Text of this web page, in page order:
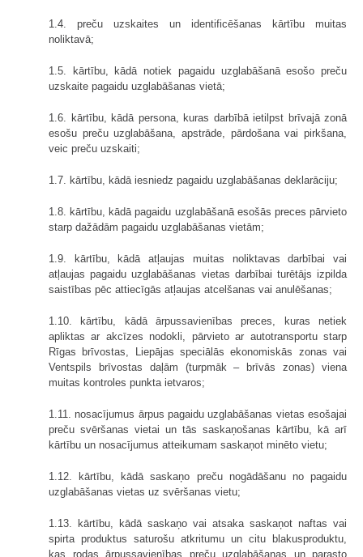
1.4. preču uzskaites un identificēšanas kārtību muitas
noliktavā;
1.5. kārtību, kādā notiek pagaidu uzglabāšanā esošo preču
uzskaite pagaidu uzglabāšanas vietā;
1.6. kārtību, kādā persona, kuras darbībā ietilpst brīvajā zonā
esošu preču uzglabāšana, apstrāde, pārdošana vai pirkšana,
veic preču uzskaiti;
1.7. kārtību, kādā iesniedz pagaidu uzglabāšanas deklarāciju;
1.8. kārtību, kādā pagaidu uzglabāšanā esošās preces pārvieto
starp dažādām pagaidu uzglabāšanas vietām;
1.9. kārtību, kādā atļaujas muitas noliktavas darbībai vai
atļaujas pagaidu uzglabāšanas vietas darbībai turētājs izpilda
saistības pēc attiecīgās atļaujas atcelšanas vai anulēšanas;
1.10. kārtību, kādā ārpussavienības preces, kuras netiek
apliktas ar akcīzes nodokli, pārvieto ar autotransportu starp
Rīgas brīvostas, Liepājas speciālās ekonomiskās zonas vai
Ventspils brīvostas daļām (turpmāk – brīvās zonas) viena
muitas kontroles punkta ietvaros;
1.11. nosacījumus ārpus pagaidu uzglabāšanas vietas esošajai
preču svēršanas vietai un tās saskaņošanas kārtību, kā arī
kārtību un nosacījumus atteikumam saskaņot minēto vietu;
1.12. kārtību, kādā saskaņo preču nogādāšanu no pagaidu
uzglabāšanas vietas uz svēršanas vietu;
1.13. kārtību, kādā saskaņo vai atsaka saskaņot naftas vai
spirta produktus saturošu atkritumu un citu blakusproduktu,
kas rodas ārpussavienības preču uzglabāšanas un parasto